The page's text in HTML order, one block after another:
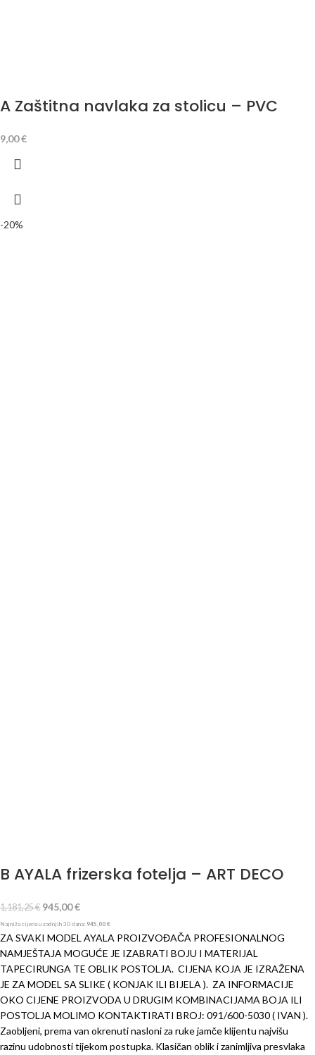
A Zaštitna navlaka za stolicu – PVC
9,00€
-20%
B AYALA frizerska fotelja – ART DECO
1,181,25€ 945,00€
Najniža cijena u zadnjih 30 dana: 945,00 €
ZA SVAKI MODEL AYALA PROIZVOĐAČA PROFESIONALNOG
NAMJEŠTAJA MOGUĆE JE IZABRATI BOJU I MATERIJAL
TAPECIRUNGA TE OBLIK POSTOLJA. CIJENA KOJA JE IZRAŽENA
JE ZA MODEL SA SLIKE ( KONJAK ILI BIJELA ). ZA INFORMACIJE
OKO CIJENE PROIZVODA U DRUGIM KOMBINACIJAMA BOJA ILI
POSTOLJA MOLIMO KONTAKTIRATI BROJ: 091/600-5030 ( IVAN ).
Zaobljeni, prema van okrenuti nasloni za ruke jamče klijentu najvišu
razinu udobnosti tijekom postupka. Klasičan oblik i zanimljiva presvlaka